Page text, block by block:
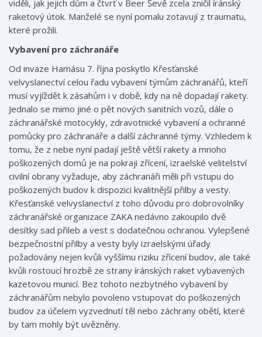
viděli, jak jejich dům a čtvrť v Beer Ševě zcela zničil íránský
raketový útok. Manželé se nyní pomalu zotavují z traumatu,
které prožili.
Vybavení pro záchranáře
Od invaze Hamásu 7. října poskytlo Křesťanské
velvyslanectví celou řadu vybavení týmům záchranářů, kteří
musí vyjíždět k zásahům i v době, kdy na ně dopadají rakety.
Jednalo se mimo jiné o pět nových sanitních vozů, dále o
záchranářské motocykly, zdravotnické vybavení a ochranné
pomůcky pro záchranáře a další záchranné týmy. Vzhledem k
tomu, že z nebe nyní padají ještě větší rakety a mnoho
poškozených domů je na pokraji zřícení, izraelské velitelství
civilní obrany vyžaduje, aby záchranáři měli při vstupu do
poškozených budov k dispozici kvalitnější přilby a vesty.
Křesťanské velvyslanectví z toho důvodu pro dobrovolníky
záchranářské organizace ZAKA nedávno zakoupilo dvě
desítky sad přileb a vest s dodatečnou ochranou. Vylepšené
bezpečnostní přilby a vesty byly izraelskými úřady
požadovány nejen kvůli vyššímu riziku zřícení budov, ale také
kvůli rostoucí hrozbě ze strany íránských raket vybavených
kazetovou municí. Bez tohoto nezbytného vybavení by
záchranářům nebylo povoleno vstupovat do poškozených
budov za účelem vyzvednutí těl nebo záchrany obětí, které
by tam mohly být uvězněny.